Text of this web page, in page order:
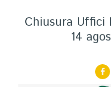
Chiusura Uffici
14
Albo